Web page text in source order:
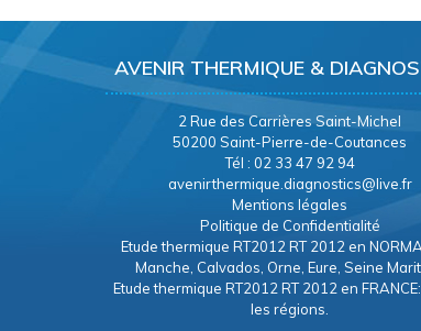
AVENIR THERMIQUE &
2 Rue des Carrières Saint-Michel
50200 Saint-Pierre-de-Coutances
Tél : 02 33 47 92 94
avenirthermique.diagnostics@live.fr
Mentions légales
Politique de Confidentialité
Etude thermique RT2012 RT 2012 en
Manche, Calvados, Orne, Eure, Seine
Etude thermique RT2012 RT 2012 en
les régions.